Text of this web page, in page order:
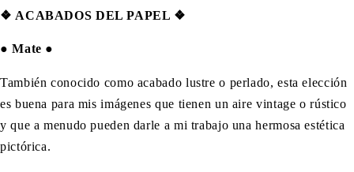
❖ ACABADOS DEL PAPEL ❖
●Mate ●
También conocido como acabado lustre o perlado, esta elección
es buena para mis imágenes que tienen un aire vintage o rústico
y que a menudo pueden darle a mi trabajo una hermosa estética
pictórica.